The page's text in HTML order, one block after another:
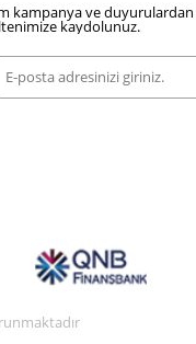
kampanya ve
kaydolunuz.